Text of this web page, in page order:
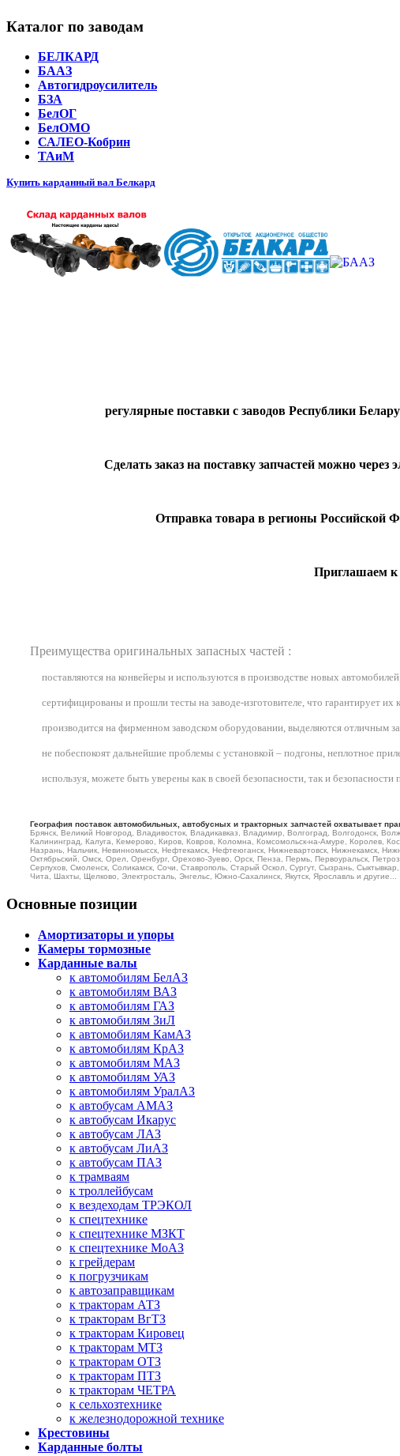
Каталог по заводам
БЕЛКАРД
БААЗ
Автогидроусилитель
БЗА
БелОГ
БелОМО
САЛЕО-Кобрин
ТАиМ
Купить карданный вал Белкард
регулярные поставки с заводов Республики
Сделать заказ на поставку запчастей можно через
Отправка товара в регионы Российской
Приглашаем к
Преимущества оригинальных запасных частей :
поставляются на конвейеры и используются в производстве новых автомобилей
сертифицированы и прошли тесты на заводе-изготовителе, что гарантирует их
производится на фирменном заводском оборудовании, выделяются отличным
не побеспокоят дальнейшие проблемы с установкой – подгоны, неплотное
используя, можете быть уверены как в своей безопасности, так и
География поставок автомобильных, автобусных и тракторных запчастей охватывает
Брянск, Великий Новгород, Владивосток, Владикавказ, Владимир, Волгоград, Волгодонск,
Калининград, Калуга, Кемерово, Киров, Ковров, Коломна, Комсомольск-на-Амуре, Королев,
Назрань, Нальчик, Невинномысск, Нефтекамск, Нефтеюганск, Нижневартовск, Нижнекамск,
Октябрьский, Омск, Орел, Оренбург, Орехово-Зуево, Орск, Пенза, Пермь, Первоуральск,
Серпухов, Смоленск, Соликамск, Сочи, Ставрополь, Старый Оскол, Сургут, Сызрань,
Чита, Шахты, Щелково, Электросталь, Энгельс, Южно-Сахалинск, Якутск, Ярославль и другие...
Основные позиции
Амортизаторы и упоры
Камеры тормозные
Карданные валы
к автомобилям БелАЗ
к автомобилям ВАЗ
к автомобилям ГАЗ
к автомобилям ЗиЛ
к автомобилям КамАЗ
к автомобилям КрАЗ
к автомобилям МАЗ
к автомобилям УАЗ
к автомобилям УралАЗ
к автобусам АМАЗ
к автобусам Икарус
к автобусам ЛАЗ
к автобусам ЛиАЗ
к автобусам ПАЗ
к трамваям
к троллейбусам
к вездеходам ТРЭКОЛ
к спецтехнике
к спецтехнике МЗКТ
к спецтехнике МоАЗ
к грейдерам
к погрузчикам
к автозаправщикам
к тракторам АТЗ
к тракторам ВгТЗ
к тракторам Кировец
к тракторам МТЗ
к тракторам ОТЗ
к тракторам ПТЗ
к тракторам ЧЕТРА
к сельхозтехнике
к железнодорожной технике
Крестовины
Карданные болты